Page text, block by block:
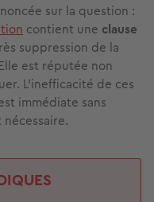
sur la question :
contient une clause
suppression de la
est réputée non
L’inefficacité de ces
immédiate sans